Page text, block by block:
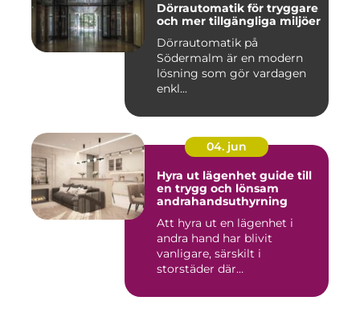
Dörrautomatik för tryggare
och mer tillgängliga miljöer
Dörrautomatik på
Södermalm är en modern
lösning som gör vardagen
enkl...
04. jun
Hyra ut lägenhet guide till
en trygg och lönsam
andrahandsuthyrning
Att hyra ut en lägenhet i
andra hand har blivit
vanligare, särskilt i
storstäder där